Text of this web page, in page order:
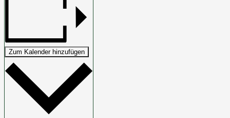
Zum Kalender hinzufügen